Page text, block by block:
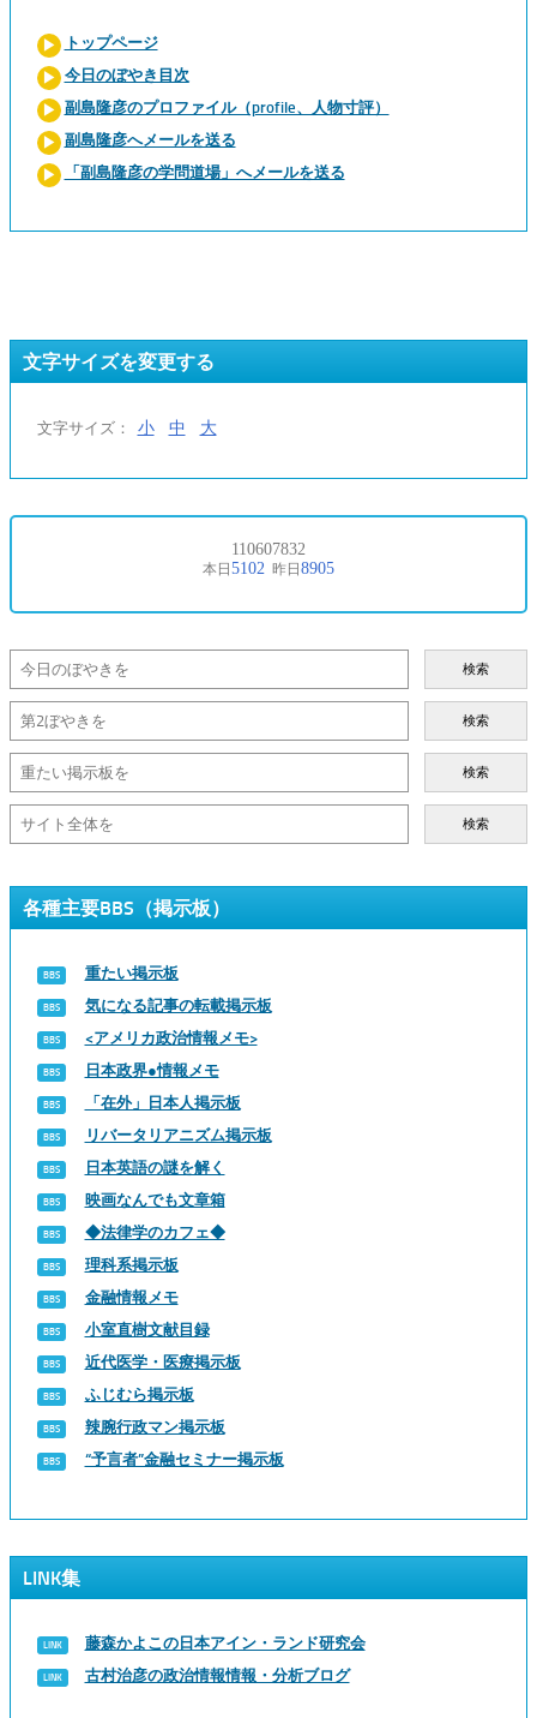
トップページ
今日のぼやき目次
副島隆彦のプロファイル（profile、人物寸評）
副島隆彦へメールを送る
「副島隆彦の学問道場」へメールを送る
文字サイズを変更する
文字サイズ： 小 中 大
検索
検索
検索
検索
各種主要BBS（掲示板）
重たい掲示板
気になる記事の転載掲示板
<アメリカ政治情報メモ>
日本政界●情報メモ
「在外」日本人掲示板
リバータリアニズム掲示板
日本英語の謎を解く
映画なんでも文章箱
◆法律学のカフェ◆
理科系掲示板
金融情報メモ
小室直樹文献目録
近代医学・医療掲示板
ふじむら掲示板
辣腕行政マン掲示板
“予言者”金融セミナー掲示板
LINK集
藤森かよこの日本アイン・ランド研究会
古村治彦の政治情報情報・分析ブログ